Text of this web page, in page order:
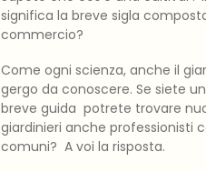
significa la breve sigla
commercio?
Come ogni scienza, anche il
gergo da conoscere. Se siete
breve guida potrete trovare
giardinieri anche professionisti
comuni? A voi la risposta.